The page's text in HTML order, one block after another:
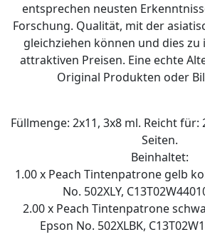
entsprechen neusten
Forschung. Qualität, mit der
gleichziehen können und dies
attraktiven Preisen. Eine echte
Original Produkten oder
Füllmenge: 2x11, 3x8 ml. Reicht für:
Seiten.
Beinhaltet:
1.00 x Peach Tintenpatrone gelb
No. 502XLY,
2.00 x Peach Tintenpatrone
Epson No. 502XLBK,